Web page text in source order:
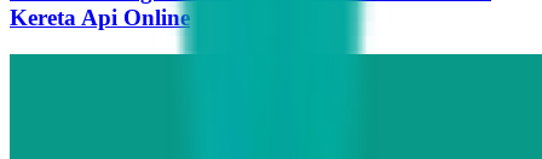
Kereta Api Online